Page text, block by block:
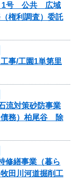
－1号 公共 広域
権利調査）委託
事/工園1単第里
流対策砂防事業
債務）柏尾谷 除
修繕事業（暮ら
田川河道掘削工